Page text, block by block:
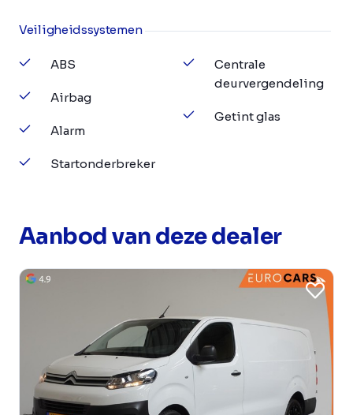
Veiligheidssystemen
ABS
Airbag
Alarm
Startonderbreker
Centrale
deurvergendeling
Getint glas
Aanbod van deze dealer